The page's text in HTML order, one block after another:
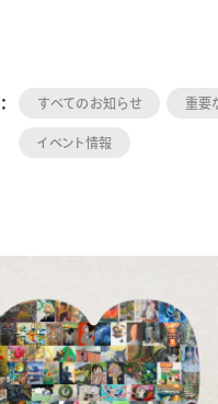
すべてのお知らせ 重要
イベント情報